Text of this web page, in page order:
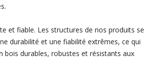
et fiable. Les structures de nos produits se
durabilité et une fiabilité extrêmes, ce qui
bois durables, robustes et résistants aux